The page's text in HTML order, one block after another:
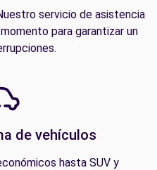
servicio de asistencia
para garantizar un
de vehículos
hasta SUV y